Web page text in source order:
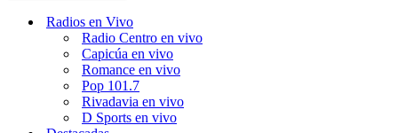
Radios en Vivo
Radio Centro en vivo
Capicúa en vivo
Romance en vivo
Pop 101.7
Rivadavia en vivo
D Sports en vivo